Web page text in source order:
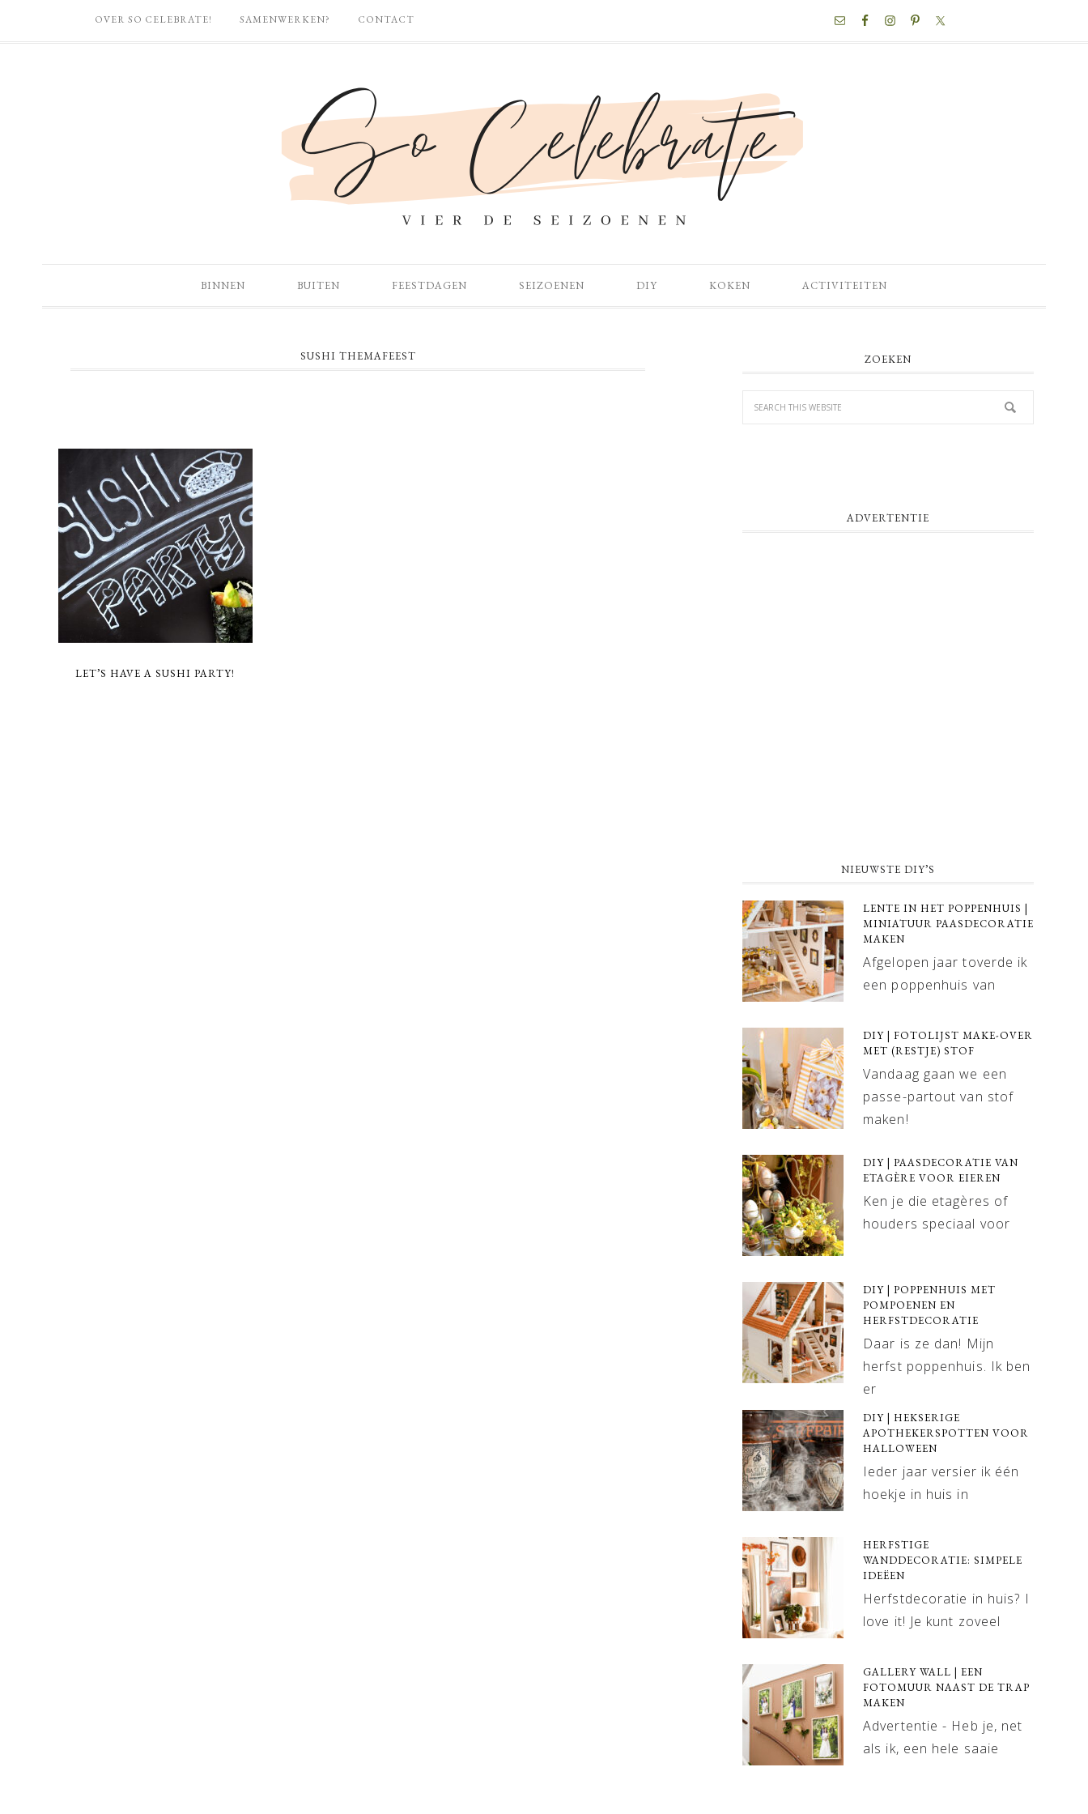
OVER SO CELEBRATE! SAMENWERKEN? CONTACT
BINNEN BUITEN FEESTDAGEN SEIZOENEN DIY KOKEN ACTIVITEITEN
SUSHI THEMAFEEST
LET’S HAVE A SUSHI PARTY!
ZOEKEN
ADVERTENTIE
NIEUWSTE DIY’S
LENTE IN HET POPPENHUIS |
MINIATUUR PAASDECORATIE
MAKEN
Afgelopen jaar toverde ik
een poppenhuis van
DIY | FOTOLIJST MAKE-OVER
MET (RESTJE) STOF
Vandaag gaan we een
passe-partout van stof
maken!
DIY | PAASDECORATIE VAN
ETAGÈRE VOOR EIEREN
Ken je die etagères of
houders speciaal voor
DIY | POPPENHUIS MET
POMPOENEN EN
HERFSTDECORATIE
Daar is ze dan! Mijn
herfst poppenhuis. Ik ben
er
DIY | HEKSERIGE
APOTHEKERSPOTTEN VOOR
HALLOWEEN
Ieder jaar versier ik één
hoekje in huis in
HERFSTIGE
WANDDECORATIE: SIMPELE
IDEËEN
Herfstdecoratie in huis? I
love it! Je kunt zoveel
GALLERY WALL | EEN
FOTOMUUR NAAST DE TRAP
MAKEN
Advertentie - Heb je, net
als ik, een hele saaie